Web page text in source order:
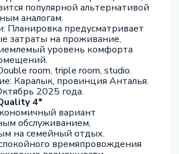
популярной альтернативой
аналогам.
Планировка предусматривает
затраты на проживание,
уровень комфорта
room, triple room, studio.
Каралык, провинция Анталья.
2025 года.
4*
вариант
обслуживанием,
на семейный отдых.
времяпровождения